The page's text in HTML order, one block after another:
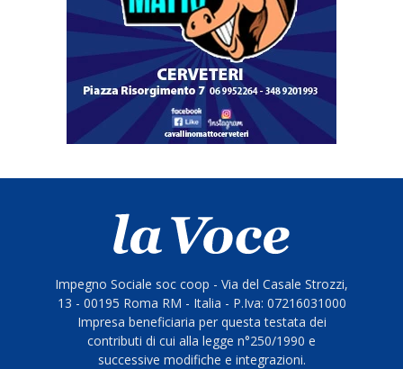
Impegno Sociale soc coop - Via del Casale Strozzi,
13 - 00195 Roma RM - Italia - P.Iva: 07216031000
Impresa beneficiaria per questa testata dei
contributi di cui alla legge n°250/1990 e
successive modifiche e integrazioni.